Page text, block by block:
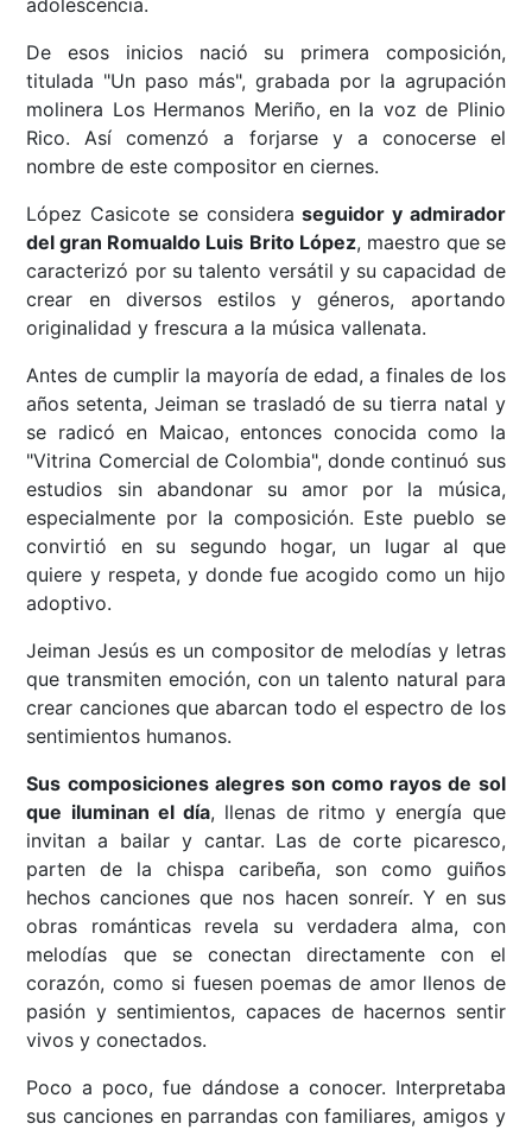
adolescencia.
De esos inicios nació su primera composición,
titulada "Un paso más", grabada por la agrupación
molinera Los Hermanos Meriño, en la voz de Plinio
Rico. Así comenzó a forjarse y a conocerse el
nombre de este compositor en ciernes.
López Casicote se consideraseguidor y admirador
del gran Romualdo Luis Brito López, maestro que se
caracterizó por su talento versátil y su capacidad de
crear en diversos estilos y géneros, aportando
originalidad y frescura a la música vallenata.
Antes de cumplir la mayoría de edad, a finales de los
años setenta, Jeiman se trasladó de su tierra natal y
se radicó en Maicao, entonces conocida como la
"Vitrina Comercial de Colombia", donde continuó sus
estudios sin abandonar su amor por la música,
especialmente por la composición. Este pueblo se
convirtió en su segundo hogar, un lugar al que
quiere y respeta, y donde fue acogido como un hijo
adoptivo.
Jeiman Jesús es un compositor de melodías y letras
que transmiten emoción, con un talento natural para
crear canciones que abarcan todo el espectro de los
sentimientos humanos.
Sus composiciones alegres son como rayos de sol
que iluminan el día, llenas de ritmo y energía que
invitan a bailar y cantar. Las de corte picaresco,
parten de la chispa caribeña, son como guiños
hechos canciones que nos hacen sonreír. Y en sus
obras románticas revela su verdadera alma, con
melodías que se conectan directamente con el
corazón, como si fuesen poemas de amor llenos de
pasión y sentimientos, capaces de hacernos sentir
vivos y conectados.
Poco a poco, fue dándose a conocer. Interpretaba
sus canciones en parrandas con familiares, amigos y